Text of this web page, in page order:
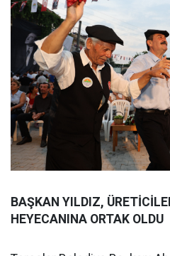
BAŞKAN YILDIZ,
HEYECANINA ORTAK OLDU